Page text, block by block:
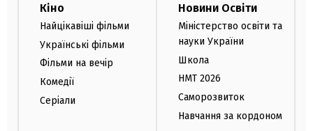
Кіно
Найцікавіші фільми
Українські фільми
Фільми на вечір
Комедії
Серіали
Новини Освіти
Міністерство освіти та
науки України
Школа
НМТ 2026
Саморозвиток
Навчання за кордоном